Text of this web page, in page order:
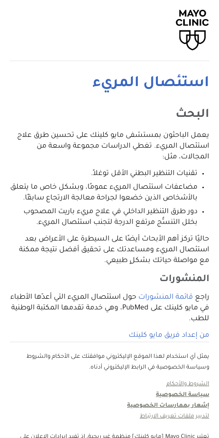
استئصال المريء
البحث
يعمل الباحثون بمستشفى مايو كلينك على تحسين طرق علاج
استئصال المريء. تغطي الدراسات مجموعة واسعة من
المجالات، مثل:
تقنيات التنظير البطني الأقل توغلاً.
مضاعفات استئصال المريء عمومًا، وبشكل خاص ما يتعلق
بالأشخاص الذين خضعوا لجراحة معالجة الارتجاع سابقًا.
دور طرق التنظير الداخلي في علاج مريء باريت المصحوب
بخلل التنسُّج مرتفع الدرجة لتجنب استئصال المريء.
حاليًا تركز أهم الأبحاث أيضًا على السيطرة على الأعراض بعد
استئصال المريء ومساعدتك على تحقيق أفضل نتيجة ممكنة
مع مواصلة حياتك بشكلٍ طبيعي.
المنشورات
راجع قائمة المنشورات حول استئصال المريء التي أعدّها الأطباء
في مايو كلينك على PubMed، وهي خدمة تقدمها المكتبة الوطنية
للطب.
من إعداد فريق مايو كلينك
يمثل أي استخدام لهذا الموقع الإليكتروني موافقتك على الأحكام والشروط
وسياسة الخصوصية في الرابط الإليكتروني أدناه.
الشروط والأحكام
سياسة الخصوصية
إشعار بممارسات الخصوصية
لتدبير ملفات تعريف الارتباط